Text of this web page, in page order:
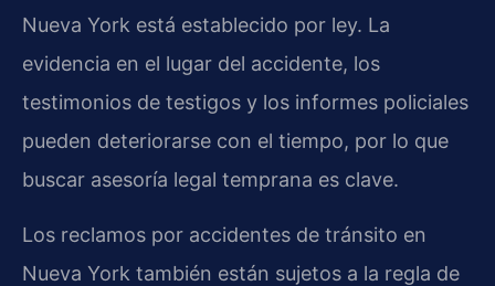
Nueva York está establecido por ley. La
evidencia en el lugar del accidente, los
testimonios de testigos y los informes policiales
pueden deteriorarse con el tiempo, por lo que
buscar asesoría legal temprana es clave.
Los reclamos por accidentes de tránsito en
Nueva York también están sujetos a la regla de